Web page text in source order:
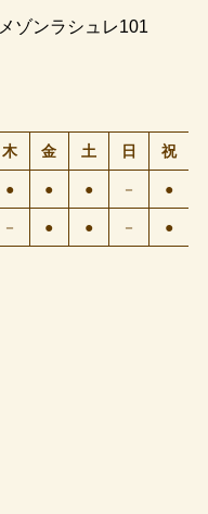
ゾンラシュレ101
木 金 土 日 祝
● ● ● － ●
－ ● ● － ●